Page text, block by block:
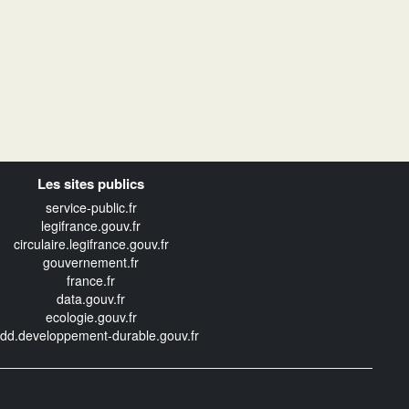
Les sites publics
service-public.fr
legifrance.gouv.fr
circulaire.legifrance.gouv.fr
gouvernement.fr
france.fr
data.gouv.fr
ecologie.gouv.fr
durable.gouv.fr